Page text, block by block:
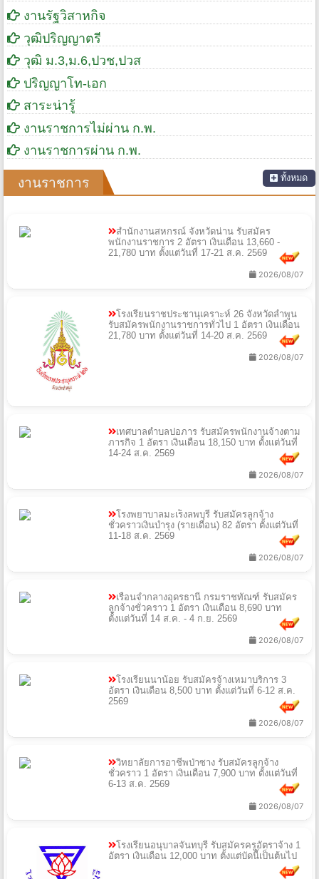
งานรัฐวิสาหกิจ
วุฒิปริญญาตรี
วุฒิ ม.3,ม.6,ปวช,ปวส
ปริญญาโท-เอก
สาระน่ารู้
งานราชการไม่ผ่าน ก.พ.
งานราชการผ่าน ก.พ.
งานราชการ ทั้งหมด
สำนักงานสหกรณ์ จังหวัดน่าน รับสมัคร
พนักงานราชการ 2 อัตรา เงินเดือน 13,660 -
21,780 บาท ตั้งแต่วันที่ 17-21 ส.ค. 2569
2026/08/07
โรงเรียนราชประชานุเคราะห์ 26 จังหวัดลำพูน
รับสมัครพนักงานราชการทั่วไป 1 อัตรา เงินเดือน
21,780 บาท ตั้งแต่วันที่ 14-20 ส.ค. 2569
2026/08/07
เทศบาลตำบลปอภาร รับสมัครพนักงานจ้างตาม
ภารกิจ 1 อัตรา เงินเดือน 18,150 บาท ตั้งแต่วันที่
14-24 ส.ค. 2569
2026/08/07
โรงพยาบาลมะเร็งลพบุรี รับสมัครลูกจ้าง
ชั่วคราวเงินบำรุง (รายเดือน) 82 อัตรา ตั้งแต่วันที่
11-18 ส.ค. 2569
2026/08/07
เรือนจำกลางอุดรธานี กรมราชทัณฑ์ รับสมัคร
ลูกจ้างชั่วคราว 1 อัตรา เงินเดือน 8,690 บาท
ตั้งแต่วันที่ 14 ส.ค. - 4 ก.ย. 2569
2026/08/07
โรงเรียนนาน้อย รับสมัครจ้างเหมาบริการ 3
อัตรา เงินเดือน 8,500 บาท ตั้งแต่วันที่ 6-12 ส.ค.
2569
2026/08/07
วิทยาลัยการอาชีพป่าซาง รับสมัครลูกจ้าง
ชั่วคราว 1 อัตรา เงินเดือน 7,900 บาท ตั้งแต่วันที่
6-13 ส.ค. 2569
2026/08/07
โรงเรียนอนุบาลจันทบุรี รับสมัครครูอัตราจ้าง 1
อัตรา เงินเดือน 12,000 บาท ตั้งแต่บัดนี้เป็นต้นไป